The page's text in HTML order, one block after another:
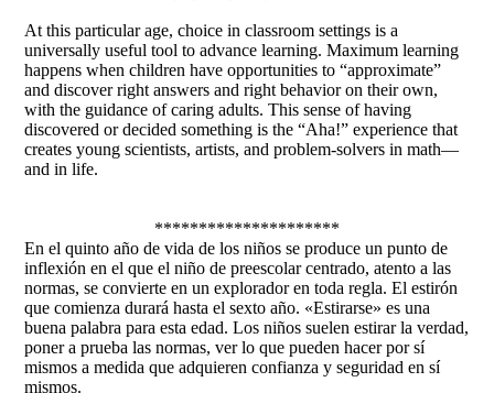
At this particular age, choice in classroom settings is a
universally useful tool to advance learning. Maximum learning
happens when children have opportunities to “approximate”
and discover right answers and right behavior on their own,
with the guidance of caring adults. This sense of having
discovered or decided something is the “Aha!” experience that
creates young scientists, artists, and problem-solvers in math—
and in life.
*********************
En el quinto año de vida de los niños se produce un punto de
inflexión en el que el niño de preescolar centrado, atento a las
normas, se convierte en un explorador en toda regla. El estirón
que comienza durará hasta el sexto año. «Estirarse» es una
buena palabra para esta edad. Los niños suelen estirar la verdad,
poner a prueba las normas, ver lo que pueden hacer por sí
mismos a medida que adquieren confianza y seguridad en sí
mismos.